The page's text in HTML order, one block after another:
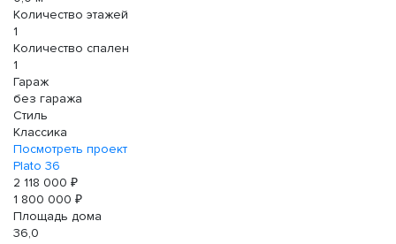
Количество этажей
1
Количество спален
1
Гараж
без гаража
Стиль
Классика
Посмотреть проект
Plato 36
2 118 000 ₽
1 800 000 ₽
Площадь дома
36,0